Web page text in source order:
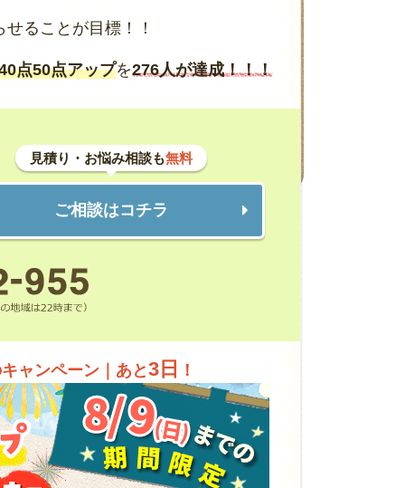
せることが目標！！
点50点アップを276人が達成！！！
見積り・お悩み相談も無料
ご相談はコチラ
ャンペーン｜あと3日 ！